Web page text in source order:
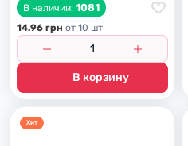
В наличии: 1081
14.96 грн от 10 шт
В корзину
Хит